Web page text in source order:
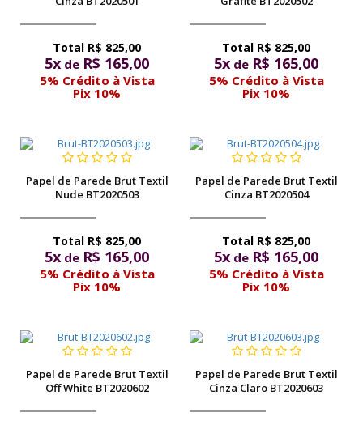
R$ 825,00
5x de R$ 165,00
5% Crédito à Vista
Pix 10%
R$ 825,00
5x de R$ 165,00
5% Crédito à Vista
Pix 10%
Papel de Parede Brut Textil
Nude BT2020503
R$ 825,00
5x de R$ 165,00
5% Crédito à Vista
Pix 10%
Papel de Parede Brut Textil
Cinza BT2020504
R$ 825,00
5x de R$ 165,00
5% Crédito à Vista
Pix 10%
Papel de Parede Brut Textil
Off White BT2020602
Papel de Parede Brut Textil
Cinza Claro BT2020603